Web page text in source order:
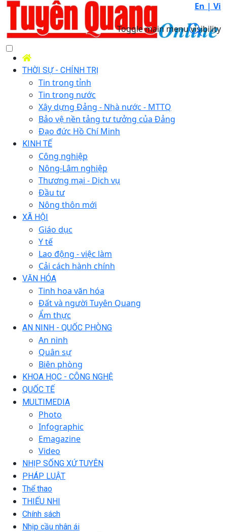
En | Vi
Toggle main menu visibility
THỜI SỰ - CHÍNH TRỊ
Tin trong tỉnh
Tin trong nước
Xây dựng Đảng - Nhà nước - MTTQ
Bảo vệ nền tảng tư tưởng của Đảng
Đạo đức Hồ Chí Minh
KINH TẾ
Công nghiệp
Nông-Lâm nghiệp
Thương mại - Dịch vụ
Đầu tư
Nông thôn mới
XÃ HỘI
Giáo dục
Y tế
Lao động - việc làm
Cải cách hành chính
VĂN HÓA
Tinh hoa văn hóa
Đất và người Tuyên Quang
Ẩm thực
AN NINH - QUỐC PHÒNG
An ninh
Quân sự
Biên phòng
KHOA HỌC - CÔNG NGHỆ
QUỐC TẾ
MULTIMEDIA
Photo
Infographic
Emagazine
Video
NHỊP SỐNG XỨ TUYÊN
PHÁP LUẬT
Thể thao
THIẾU NHI
Chính sách
Nhịp cầu nhân ái